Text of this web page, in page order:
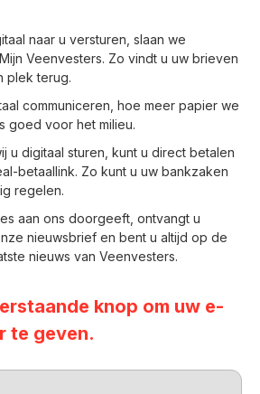
naar u versturen, slaan we
Veenvesters. Zo vindt u uw brieven
plek terug.
communiceren, hoe meer papier we
goed voor het milieu.
u digitaal sturen, kunt u direct betalen
betaallink. Zo kunt u uw bankzaken
regelen.
aan ons doorgeeft, ontvangt u
nieuwsbrief en bent u altijd op de
nieuws van Veenvesters.
knop om uw e-
te geven.